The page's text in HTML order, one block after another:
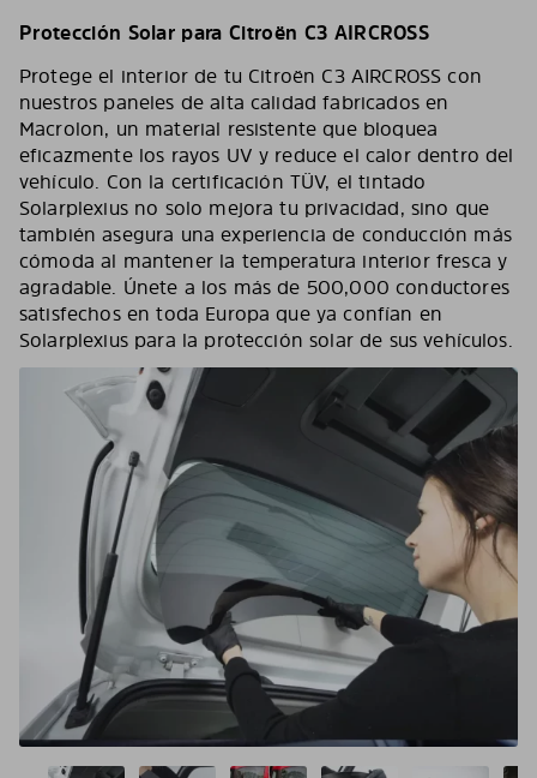
Protección Solar para Citroën C3 AIRCROSS
Protege el interior de tu Citroën C3 AIRCROSS con
nuestros paneles de alta calidad fabricados en
Macrolon, un material resistente que bloquea
eficazmente los rayos UV y reduce el calor dentro del
vehículo. Con la certificación TÜV, el tintado
Solarplexius no solo mejora tu privacidad, sino que
también asegura una experiencia de conducción más
cómoda al mantener la temperatura interior fresca y
agradable. Únete a los más de 500,000 conductores
satisfechos en toda Europa que ya confían en
Solarplexius para la protección solar de sus vehículos.